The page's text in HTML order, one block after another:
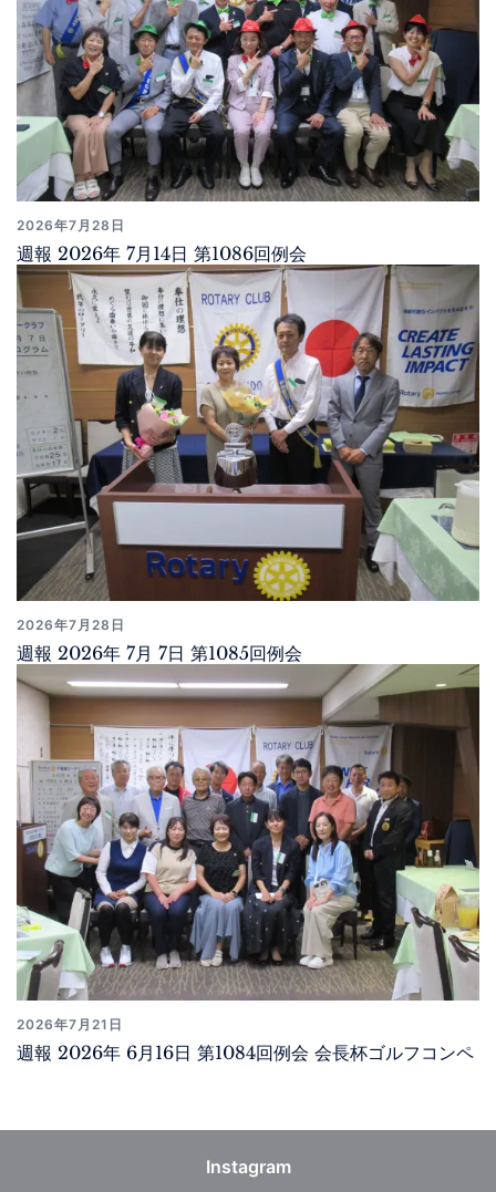
2026年7月28日
週報 2026年 7月14日 第1086回例会
2026年7月28日
週報 2026年 7月 7日 第1085回例会
2026年7月21日
週報 2026年 6月16日 第1084回例会 会長杯ゴルフコンペ
Instagram